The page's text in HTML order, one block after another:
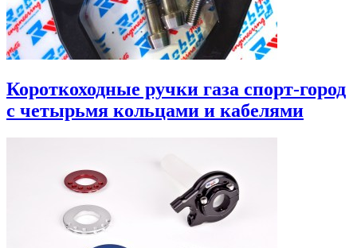
Короткоходные ручки газа спорт-город
с четырьмя кольцами и кабелями